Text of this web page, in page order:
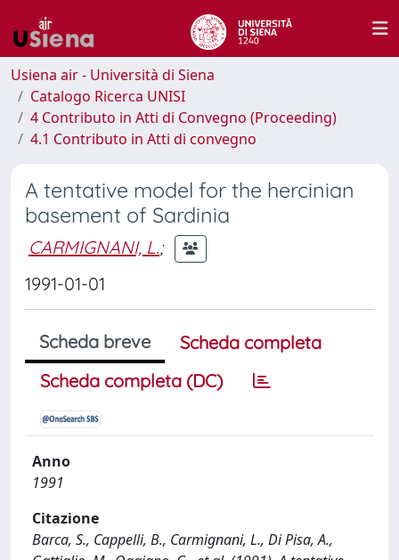
Usiena air - Università di Siena
Catalogo Ricerca UNISI
4 Contributo in Atti di Convegno (Proceeding)
4.1 Contributo in Atti di convegno
A tentative model for the hercinian
basement of Sardinia
CARMIGNANI, L.;
1991-01-01
Scheda breve
Scheda completa
Scheda completa (DC)
Anno
1991
Citazione
Barca, S., Cappelli, B., Carmignani, L., Di Pisa, A.,